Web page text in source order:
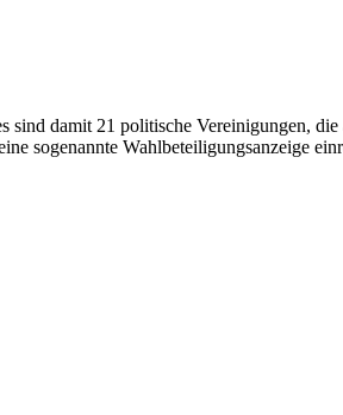
damit 21 politische Vereinigungen, die
sogenannte Wahlbeteiligungsanzeige